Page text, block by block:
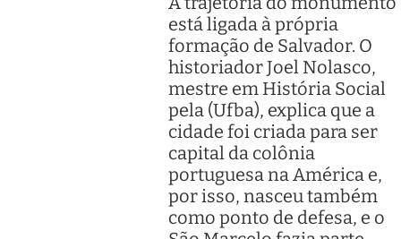
está ligada à própria
formação de Salvador. O
historiador Joel Nolasco,
mestre em História Social
pela (Ufba), explica que a
cidade foi criada para ser
capital da colônia
portuguesa na América e,
por isso, nasceu também
como ponto de defesa, e o